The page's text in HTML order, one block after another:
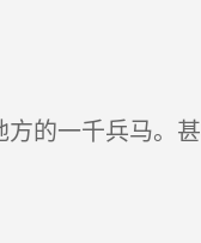
的一千兵马。甚